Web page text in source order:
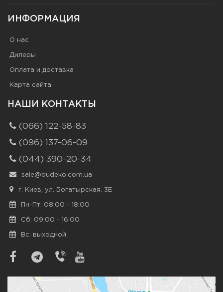
ИНФОРМАЦИЯ
О нас
Дилеры
Оплата и доставка
Карта сайта
НАШИ КОНТАКТЫ
(066) 122-58-83
(096) 137-06-09
(044) 390-20-34
sale@budeko.com.ua
г. Киев, ул. Богатырская, 3Е
Пн-Пт: 08:00 - 18:00
Сб: 09:00 - 16:00
Вс: выходной